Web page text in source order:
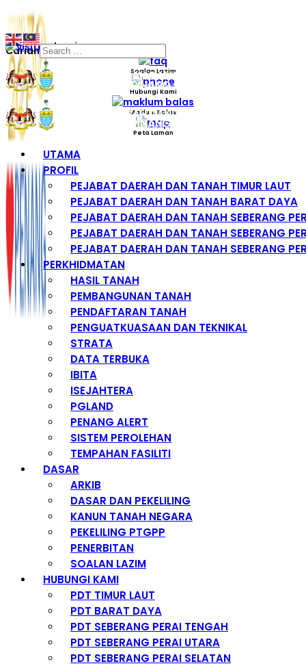
Carian
Soalan Lazim
Hubungi Kami
Maklum Balas
Peta Laman
UTAMA
PROFIL
PEJABAT DAERAH DAN TANAH TIMUR LAUT
PEJABAT DAERAH DAN TANAH BARAT DAYA
PEJABAT DAERAH DAN TANAH SEBERANG
PEJABAT DAERAH DAN TANAH SEBERANG
PEJABAT DAERAH DAN TANAH SEBERANG
PERKHIDMATAN
HASIL TANAH
PEMBANGUNAN TANAH
PENDAFTARAN TANAH
PENGUATKUASAAN DAN TEKNIKAL
STRATA
DATA TERBUKA
IBITA
ISEJAHTERA
PGLAND
PENANG ALERT
SISTEM PEROLEHAN
TEMPAHAN FASILITI
DASAR
ARKIB
DASAR DAN PEKELILING
KANUN TANAH NEGARA
PEKELILING PTGPP
PENERBITAN
SOALAN LAZIM
HUBUNGI KAMI
PDT TIMUR LAUT
PDT BARAT DAYA
PDT SEBERANG PERAI TENGAH
PDT SEBERANG PERAI UTARA
PDT SEBERANG PERAI SELATAN